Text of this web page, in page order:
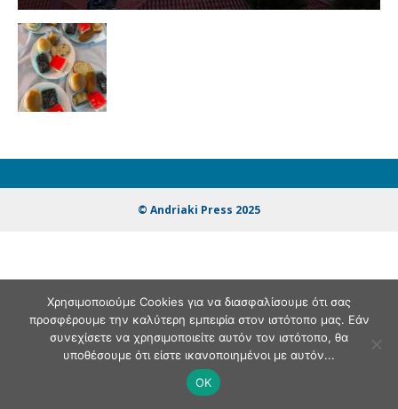
© Andriaki Press 2025
Χρησιμοποιούμε Cookies για να διασφαλίσουμε ότι σας
προσφέρουμε την καλύτερη εμπειρία στον ιστότοπο μας. Εάν
συνεχίσετε να χρησιμοποιείτε αυτόν τον ιστότοπο, θα
υποθέσουμε ότι είστε ικανοποιημένοι με αυτόν...
OK